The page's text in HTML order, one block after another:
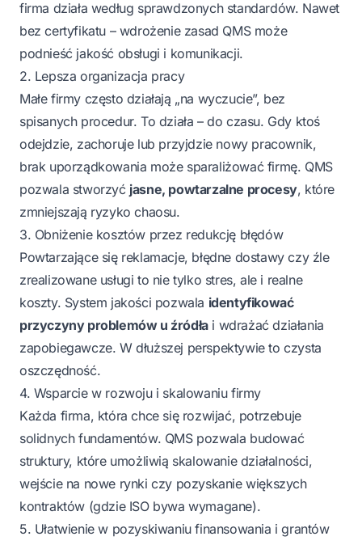
firma działa według sprawdzonych standardów. Nawet
bez certyfikatu – wdrożenie zasad QMS może
podnieść jakość obsługi i komunikacji.
2. Lepsza organizacja pracy
Małe firmy często działają „na wyczucie”, bez
spisanych procedur. To działa – do czasu. Gdy ktoś
odejdzie, zachoruje lub przyjdzie nowy pracownik,
brak uporządkowania może sparaliżować firmę. QMS
pozwala stworzyć jasne, powtarzalne procesy, które
zmniejszają ryzyko chaosu.
3. Obniżenie kosztów przez redukcję błędów
Powtarzające się reklamacje, błędne dostawy czy źle
zrealizowane usługi to nie tylko stres, ale i realne
koszty. System jakości pozwala identyfikować
przyczyny problemów u źródłai wdrażać działania
zapobiegawcze. W dłuższej perspektywie to czysta
oszczędność.
4. Wsparcie w rozwoju i skalowaniu firmy
Każda firma, która chce się rozwijać, potrzebuje
solidnych fundamentów. QMS pozwala budować
struktury, które umożliwią skalowanie działalności,
wejście na nowe rynki czy pozyskanie większych
kontraktów (gdzie ISO bywa wymagane).
5. Ułatwienie w pozyskiwaniu finansowania i grantów